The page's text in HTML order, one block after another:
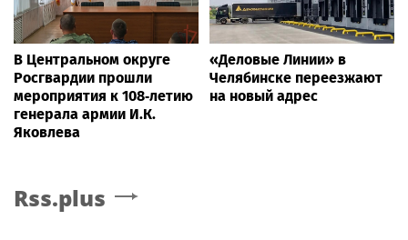
В Центральном округе
Росгвардии прошли
мероприятия к 108‑летию
генерала армии И.К.
Яковлева
«Деловые Линии» в
Челябинске переезжают
на новый адрес
Rss.plus